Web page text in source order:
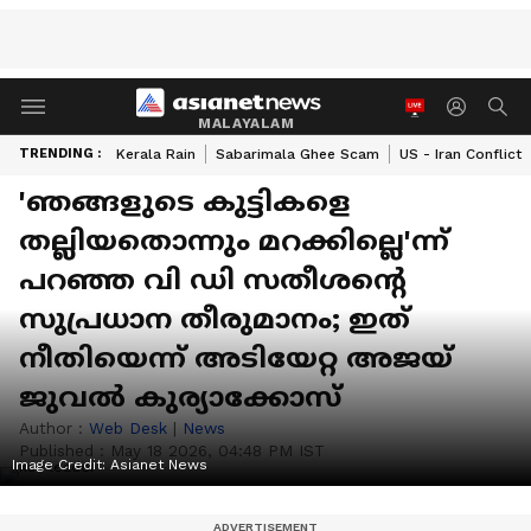
MALAYALAM
TRENDING : Kerala Rain Sabarimala Ghee Scam US - Iran Conflict
'ഞങ്ങളുടെ കുട്ടികളെ
തല്ലിയതൊന്നും മറക്കില്ലെ'ന്ന്
പറഞ്ഞ വി ഡി സതീശന്‍റെ
സുപ്രധാന തീരുമാനം; ഇത്
നീതിയെന്ന് അടിയേറ്റ അജയ്
ജുവൽ കുര്യാക്കോസ്
Author : Web Desk | News
Published : May 18 2026, 04:48 PM IST
Image Credit: Asianet News